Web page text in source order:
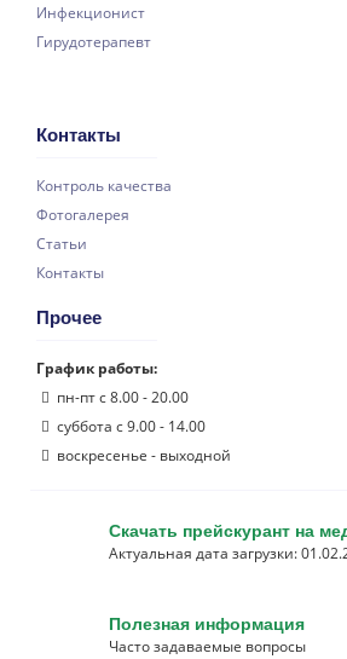
Инфекционист
Гирудотерапевт
Контакты
Контроль качества
Фотогалерея
Статьи
Контакты
Прочее
График работы:
пн-пт с 8.00 - 20.00
суббота с 9.00 - 14.00
воскресенье - выходной
Скачать прейскурант на
Актуальная дата загрузки:
Полезная информация
Часто задаваемые вопросы